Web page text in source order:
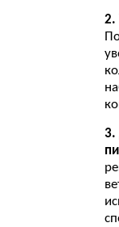
2.
3.